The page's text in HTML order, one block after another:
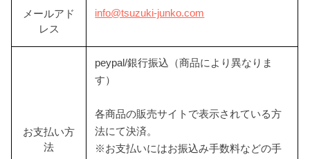
メールアド
レス
info@tsuzuki-junko.com
お支払い方
法
peypal/銀行振込（商品により異なりま
す）
各商品の販売サイトで表示されている方
法にて決済。
※お支払いにはお振込み手数料などの手